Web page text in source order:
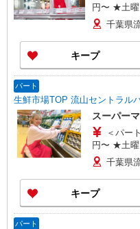
円〜 ★
千葉県
キープ
パート
生鮮市場TOP 流山セントラル
スーパー
＜パー
円〜 ★
千葉県
キープ
パート